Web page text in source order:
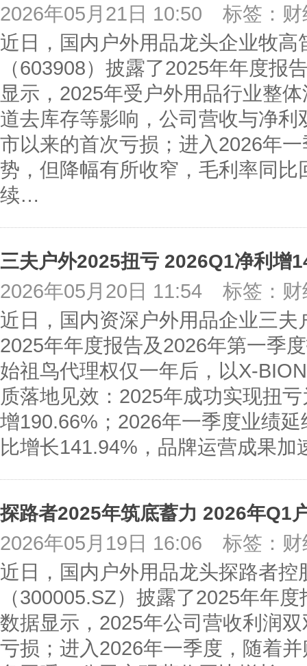
2026年05月21日 10:50
标签：财
近日，国内户外用品龙头企业牧
（603908）披露了2025年年度报
显示，2025年受户外用品行业整
道去库存等影响，公司营收与净
市以来的首次亏损；进入2026年
势，但降幅有所收窄，毛利率同
续…
三夫户外2025扭亏 2026Q1净利增
2026年05月20日 11:54
标签：财
近日，国内资深户外用品企业三
2025年年度报告及2026年第一季
始祖鸟代理权仅一年后，以X-
质落地见效：2025年成功实现扭
增190.66%；2026年一季度业绩
比增长141.94%，品牌运营成果
探路者2025年筑底蓄力 2026年Q1
2026年05月19日 16:06
标签：财
近日，国内户外用品龙头探路者控
（300005.SZ）披露了2025年年
数据显示，2025年公司营收利润
亏损；进入2026年一季度，随着